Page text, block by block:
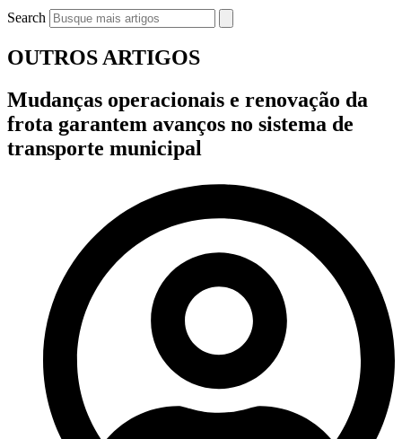
Search
OUTROS ARTIGOS
Mudanças operacionais e renovação da
frota garantem avanços no sistema de
transporte municipal